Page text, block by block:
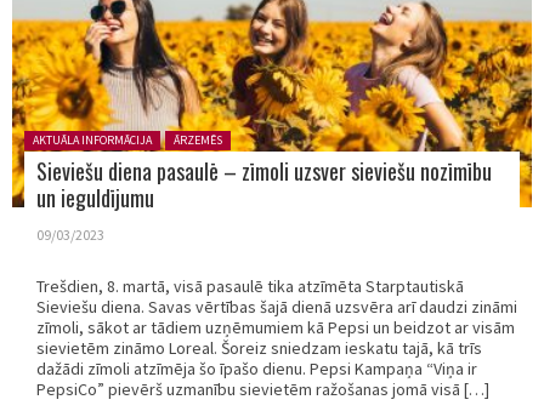
Posted in:
AKTUĀLA INFORMĀCIJA ĀRZEMĒS
Sieviešu diena pasaulē – zīmoli uzsver sieviešu nozīmību
un ieguldījumu
09/03/2023
Trešdien, 8. martā, visā pasaulē tika atzīmēta Starptautiskā
Sieviešu diena. Savas vērtības šajā dienā uzsvēra arī daudzi zināmi
zīmoli, sākot ar tādiem uzņēmumiem kā Pepsi un beidzot ar visām
sievietēm zināmo Loreal. Šoreiz sniedzam ieskatu tajā, kā trīs
dažādi zīmoli atzīmēja šo īpašo dienu. Pepsi Kampaņa “Viņa ir
PepsiCo” pievērš uzmanību sievietēm ražošanas jomā visā […]